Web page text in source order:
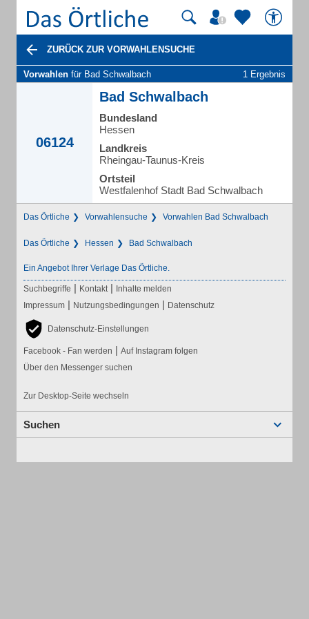
ZURÜCK ZUR VORWAHLENSUCHE
Vorwahlen für Bad Schwalbach 1 Ergebnis
06124
Bad Schwalbach
Bundesland
Hessen
Landkreis
Rheingau-Taunus-Kreis
Ortsteil
Westfalenhof Stadt Bad Schwalbach
Das Örtliche Vorwahlensuche Vorwahlen Bad Schwalbach
Das Örtliche Hessen Bad Schwalbach
Ein Angebot Ihrer Verlage Das Örtliche.
Suchbegriffe | Kontakt | Inhalte melden
Impressum | Nutzungsbedingungen | Datenschutz
Datenschutz-Einstellungen
Facebook - Fan werden | Auf Instagram folgen
Über den Messenger suchen
Zur Desktop-Seite wechseln
Suchen